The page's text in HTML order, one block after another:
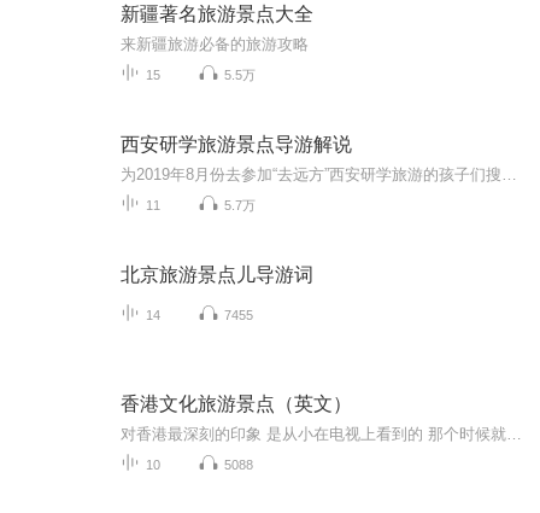
新疆著名旅游景点大全
来新疆旅游必备的旅游攻略
15 5.5万
西安研学旅游景点导游解说
11 5.7万
北京旅游景点儿导游词
14 7455
香港文化旅游景点（英文）
10 5088